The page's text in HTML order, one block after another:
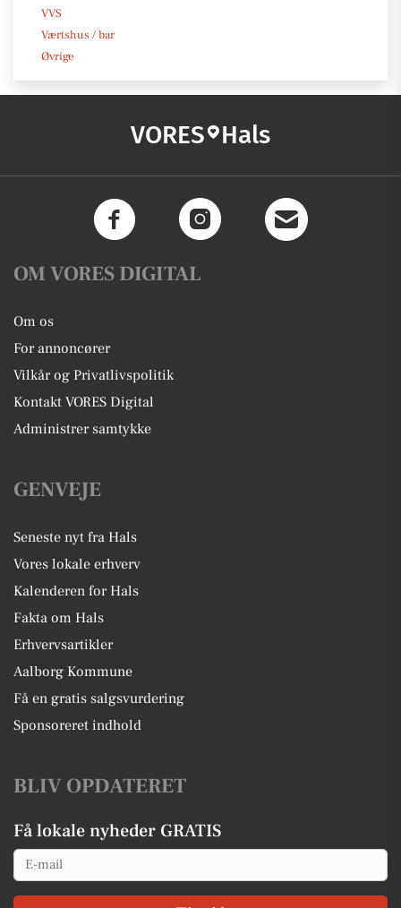
VVS
Værtshus / bar
Øvrige
VORES Hals
OM VORES DIGITAL
Om os
For annoncører
Vilkår og Privatlivspolitik
Kontakt VORES Digital
Administrer samtykke
GENVEJE
Seneste nyt fra Hals
Vores lokale erhverv
Kalenderen for Hals
Fakta om Hals
Erhvervsartikler
Aalborg Kommune
Få en gratis salgsvurdering
Sponsoreret indhold
BLIV OPDATERET
Få lokale nyheder GRATIS
Email